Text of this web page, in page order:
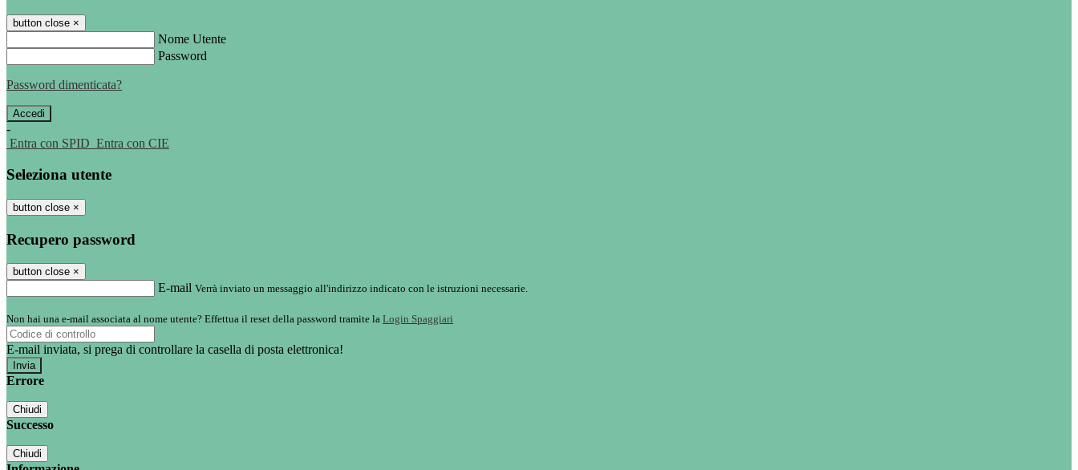
button close ×
Nome Utente
Password
Password dimenticata?
-
Entra con SPID Entra con CIE
Seleziona utente
button close ×
Recupero password
button close ×
E-mail Verrà inviato un messaggio all'indirizzo indicato con le istruzioni necessarie.
Non hai una e-mail associata al nome utente? Effettua il reset della password tramite la Login Spaggiari
E-mail inviata, si prega di controllare la casella di posta elettronica!
Errore
Chiudi
Successo
Chiudi